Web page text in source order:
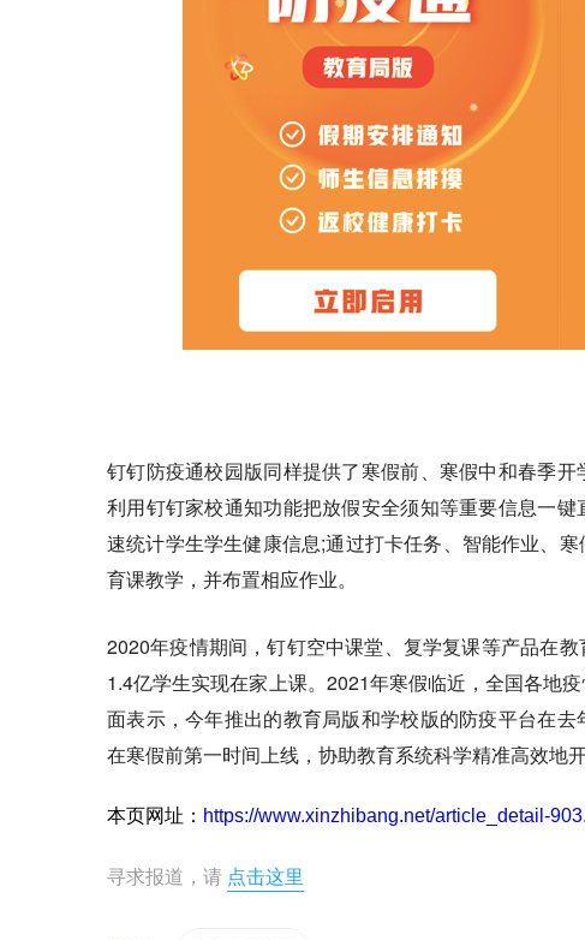
钉钉防疫通校园版同样提供了寒假前、寒假中和春季
利用钉钉家校通知功能把放假安全须知等重要信息一
速统计学生学生健康信息;通过打卡任务、智能作业、
育课教学，并布置相应作业。
2020年疫情期间，钉钉空中课堂、复学复课等产品在
1.4亿学生实现在家上课。2021年寒假临近，全国各地
面表示，今年推出的教育局版和学校版的防疫平台在
在寒假前第一时间上线，协助教育系统科学精准高效地
本页网址： https://www.xinzhibang.net/article_detail-
寻求报道，请 点击这里